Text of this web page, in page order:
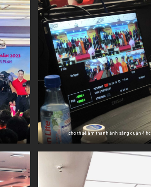
cho thuê âm thanh ánh sáng quận 4